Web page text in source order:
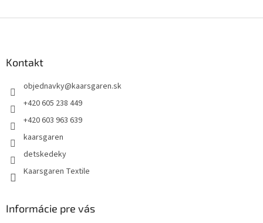
Kontakt
objednavky@kaarsgaren.sk
+420 605 238 449
+420 603 963 639
kaarsgaren
detskedeky
Kaarsgaren Textile
Informácie pre vás